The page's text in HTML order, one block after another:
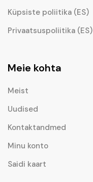
Küpsiste poliitika (ES)
Privaatsuspoliitika (ES)
Meie kohta
Meist
Uudised
Kontaktandmed
Minu konto
Saidi kaart